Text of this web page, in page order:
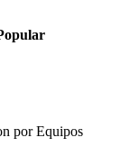
por Equipos